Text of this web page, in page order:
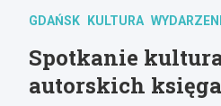
GDAŃSK KULTURA
Spotkanie
autorskich